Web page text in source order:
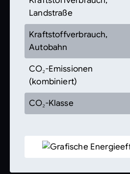
Landstraße
Kraftstoffverbrauch,
Autobahn
CO₂-Emissionen
(kombiniert)
CO₂-Klasse